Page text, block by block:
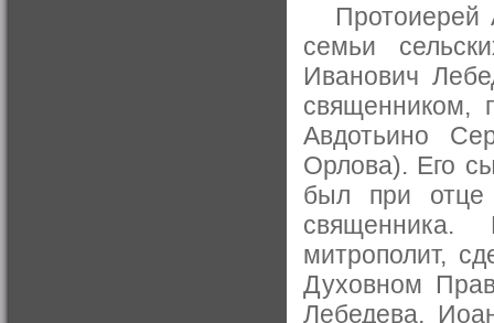
Протоиерей
семьи
Иванович
священником,
Авдотьино
Орлова). Его
был при отце
священника.
митрополит,
Духовном
Лебедева,